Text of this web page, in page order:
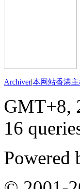
Archiver|本网站香港主
GMT+8,
16
Powered